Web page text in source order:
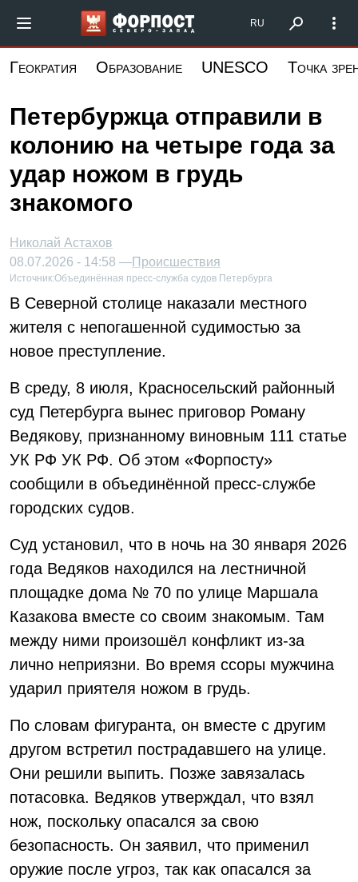
основному
Форпост Северо-Запад
RU
Геократия Образование UNESCO Точка
Петербуржца отправили в
колонию на четыре года за
удар ножом в грудь
знакомого
Николай Астахов
08.07.2026 - 14:58 —Происшествия
Источник:Объединённая пресс-служба судов Петербурга
В Северной столице наказали местного
жителя с непогашенной судимостью за
новое преступление.
В среду, 8 июля, Красносельский районный
суд Петербурга вынес приговор Роману
Ведякову, признанному виновным 111 статье
УК РФ УК РФ. Об этом «Форпосту»
сообщили в объединённой пресс-службе
городских судов.
Суд установил, что в ночь на 30 января 2026
года Ведяков находился на лестничной
площадке дома № 70 по улице Маршала
Казакова вместе со своим знакомым. Там
между ними произошёл конфликт из-за
лично неприязни. Во время ссоры мужчина
ударил приятеля ножом в грудь.
По словам фигуранта, он вместе с другим
другом встретил пострадавшего на улице.
Они решили выпить. Позже завязалась
потасовка. Ведяков утверждал, что взял
нож, поскольку опасался за свою
безопасность. Он заявил, что применил
оружие после угроз, так как опасался за